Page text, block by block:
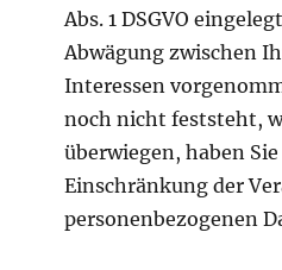
Abs. 1 DSGVO
Abwägung zwischen
Interessen
noch nicht feststeht,
überwiegen, haben
Einschränkung der
personenbezogenen